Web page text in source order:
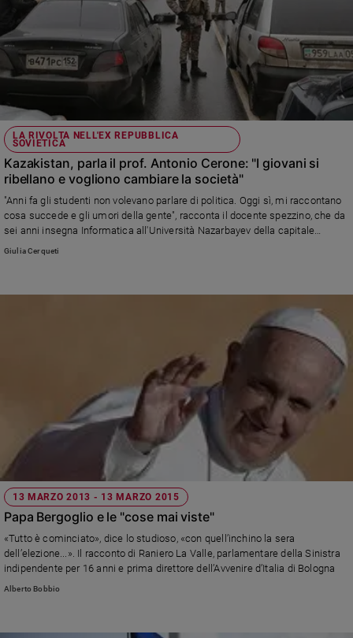
della
settimana
Migranti
Diversità
e
Costume
Cultura
e
spettacoli
Sanremo
2026
Genitori
e
Nonni
Coppia
Scuola
e
giovani
Adolescenza
LA RIVOLTA NELL'EX REPUBBLICA
SOVIETICA
Kazakistan, parla il prof. Antonio Cerone: "I giovani si
ribellano e vogliono cambiare la società"
"Anni fa gli studenti non volevano parlare di politica. Oggi sì, mi raccontano
cosa succede e gli umori della gente", racconta il docente spezzino, che da
sei anni insegna Informatica all'Università Nazarbayev della capitale
Astana (dal 2019 chiamata Nur-Sultan)
Giulia Cerqueti
13 MARZO 2013 - 13 MARZO 2015
Papa Bergoglio e le "cose mai viste"
«Tutto è cominciato», dice lo studioso, «con quell’inchino la sera
dell’elezione...». Il racconto di Raniero La Valle, parlamentare della Sinistra
indipendente per 16 anni e prima direttore dell’Avvenire d’Italia di Bologna
Alberto Bobbio